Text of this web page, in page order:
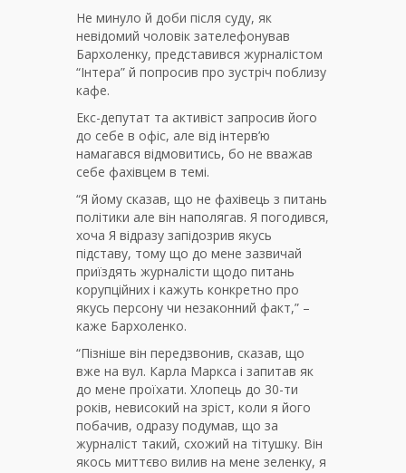
Не минуло й доби після суду, як
невідомий чоловік зателефонував
Бархоленку, представився журналістом
“Інтера” й попросив про зустріч поблизу
кафе.
Екс-депутат та активіст запросив його
до себе в офіс, але від інтерв’ю
намагався відмовитись, бо не вважав
себе фахівцем в темі.
“Я йому сказав, що не фахівець з питань
політики але він наполягав. Я погодився,
хоча Я відразу запідозрив якусь
підставу, тому що до мене зазвичай
приїздять журналісти щодо питань
корупційних і кажуть конкретно про
якусь персону чи незаконний факт,” –
каже Бархоленко.
“Пізніше він передзвонив, сказав, що
вже на вул. Карла Маркса і запитав як
до мене проїхати. Хлопець до 30-ти
років, невисокий на зріст, коли я його
побачив, одразу подумав, що за
журналіст такий, схожий на тітушку. Він
якось миттєво вилив на мене зеленку, я